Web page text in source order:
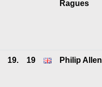
Ragues
19. 19 Philip Allen